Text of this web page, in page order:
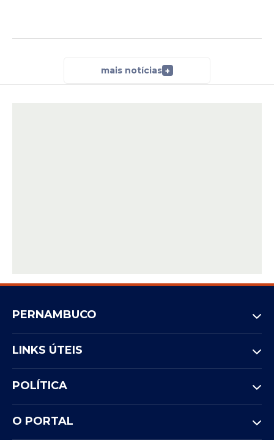
mais notícias +
PERNAMBUCO
LINKS ÚTEIS
POLÍTICA
O PORTAL